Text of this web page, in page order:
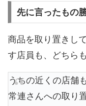
先に言ったもの
商品を取り置きし
す店員も、どちら
うちの近くの店舗
常連さんへの取り